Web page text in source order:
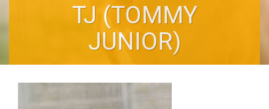
TJ (TOMMY
JUNIOR)